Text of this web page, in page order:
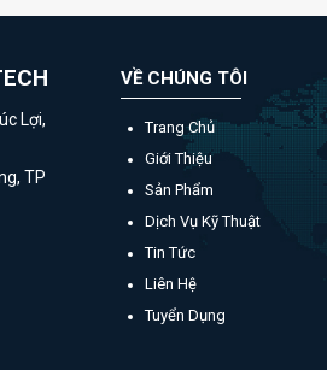
Lợi,
TP
VỀ CHÚNG TÔI
Trang Chủ
Giới Thiệu
Sản Phẩm
Dịch Vụ Kỹ Thuật
Tin Tức
Liên Hệ
Tuyển Dụng